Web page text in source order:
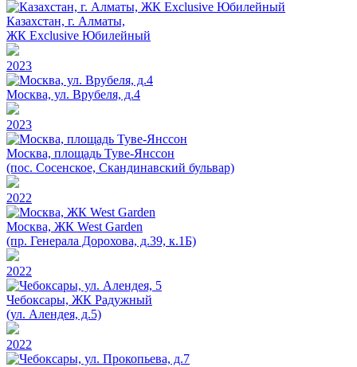
Казахстан, г. Алматы,
ЖК Exclusive Юбилейный
2023
Москва, ул. Врубеля, д.4
2023
Москва, площадь Туве-Янссон
(пос. Сосенское, Скандинавский бульвар)
2022
Москва, ЖК West Garden
(пр. Генерала Дорохова, д.39, к.1Б)
2022
Чебоксары, ЖК Радужный
(ул. Алендея, д.5)
2022